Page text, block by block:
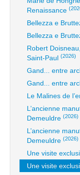
Renaissance
Bellezza e
Bellezza e
Robert
Saint-Paul (2026)
Gand... entre
Gand... entre
Le Malines de
L’ancienne
Demeuldre (2026)
L’ancienne
Demeuldre (2026)
Une visite
Une visite